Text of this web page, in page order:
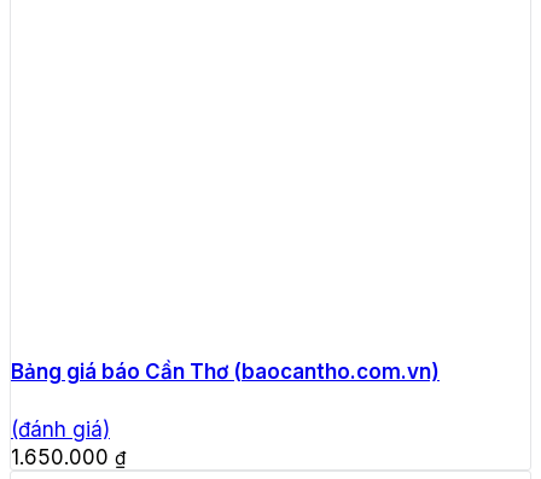
Bảng giá báo Cần Thơ (baocantho.com.vn)
(đánh giá)
1.650.000 ₫